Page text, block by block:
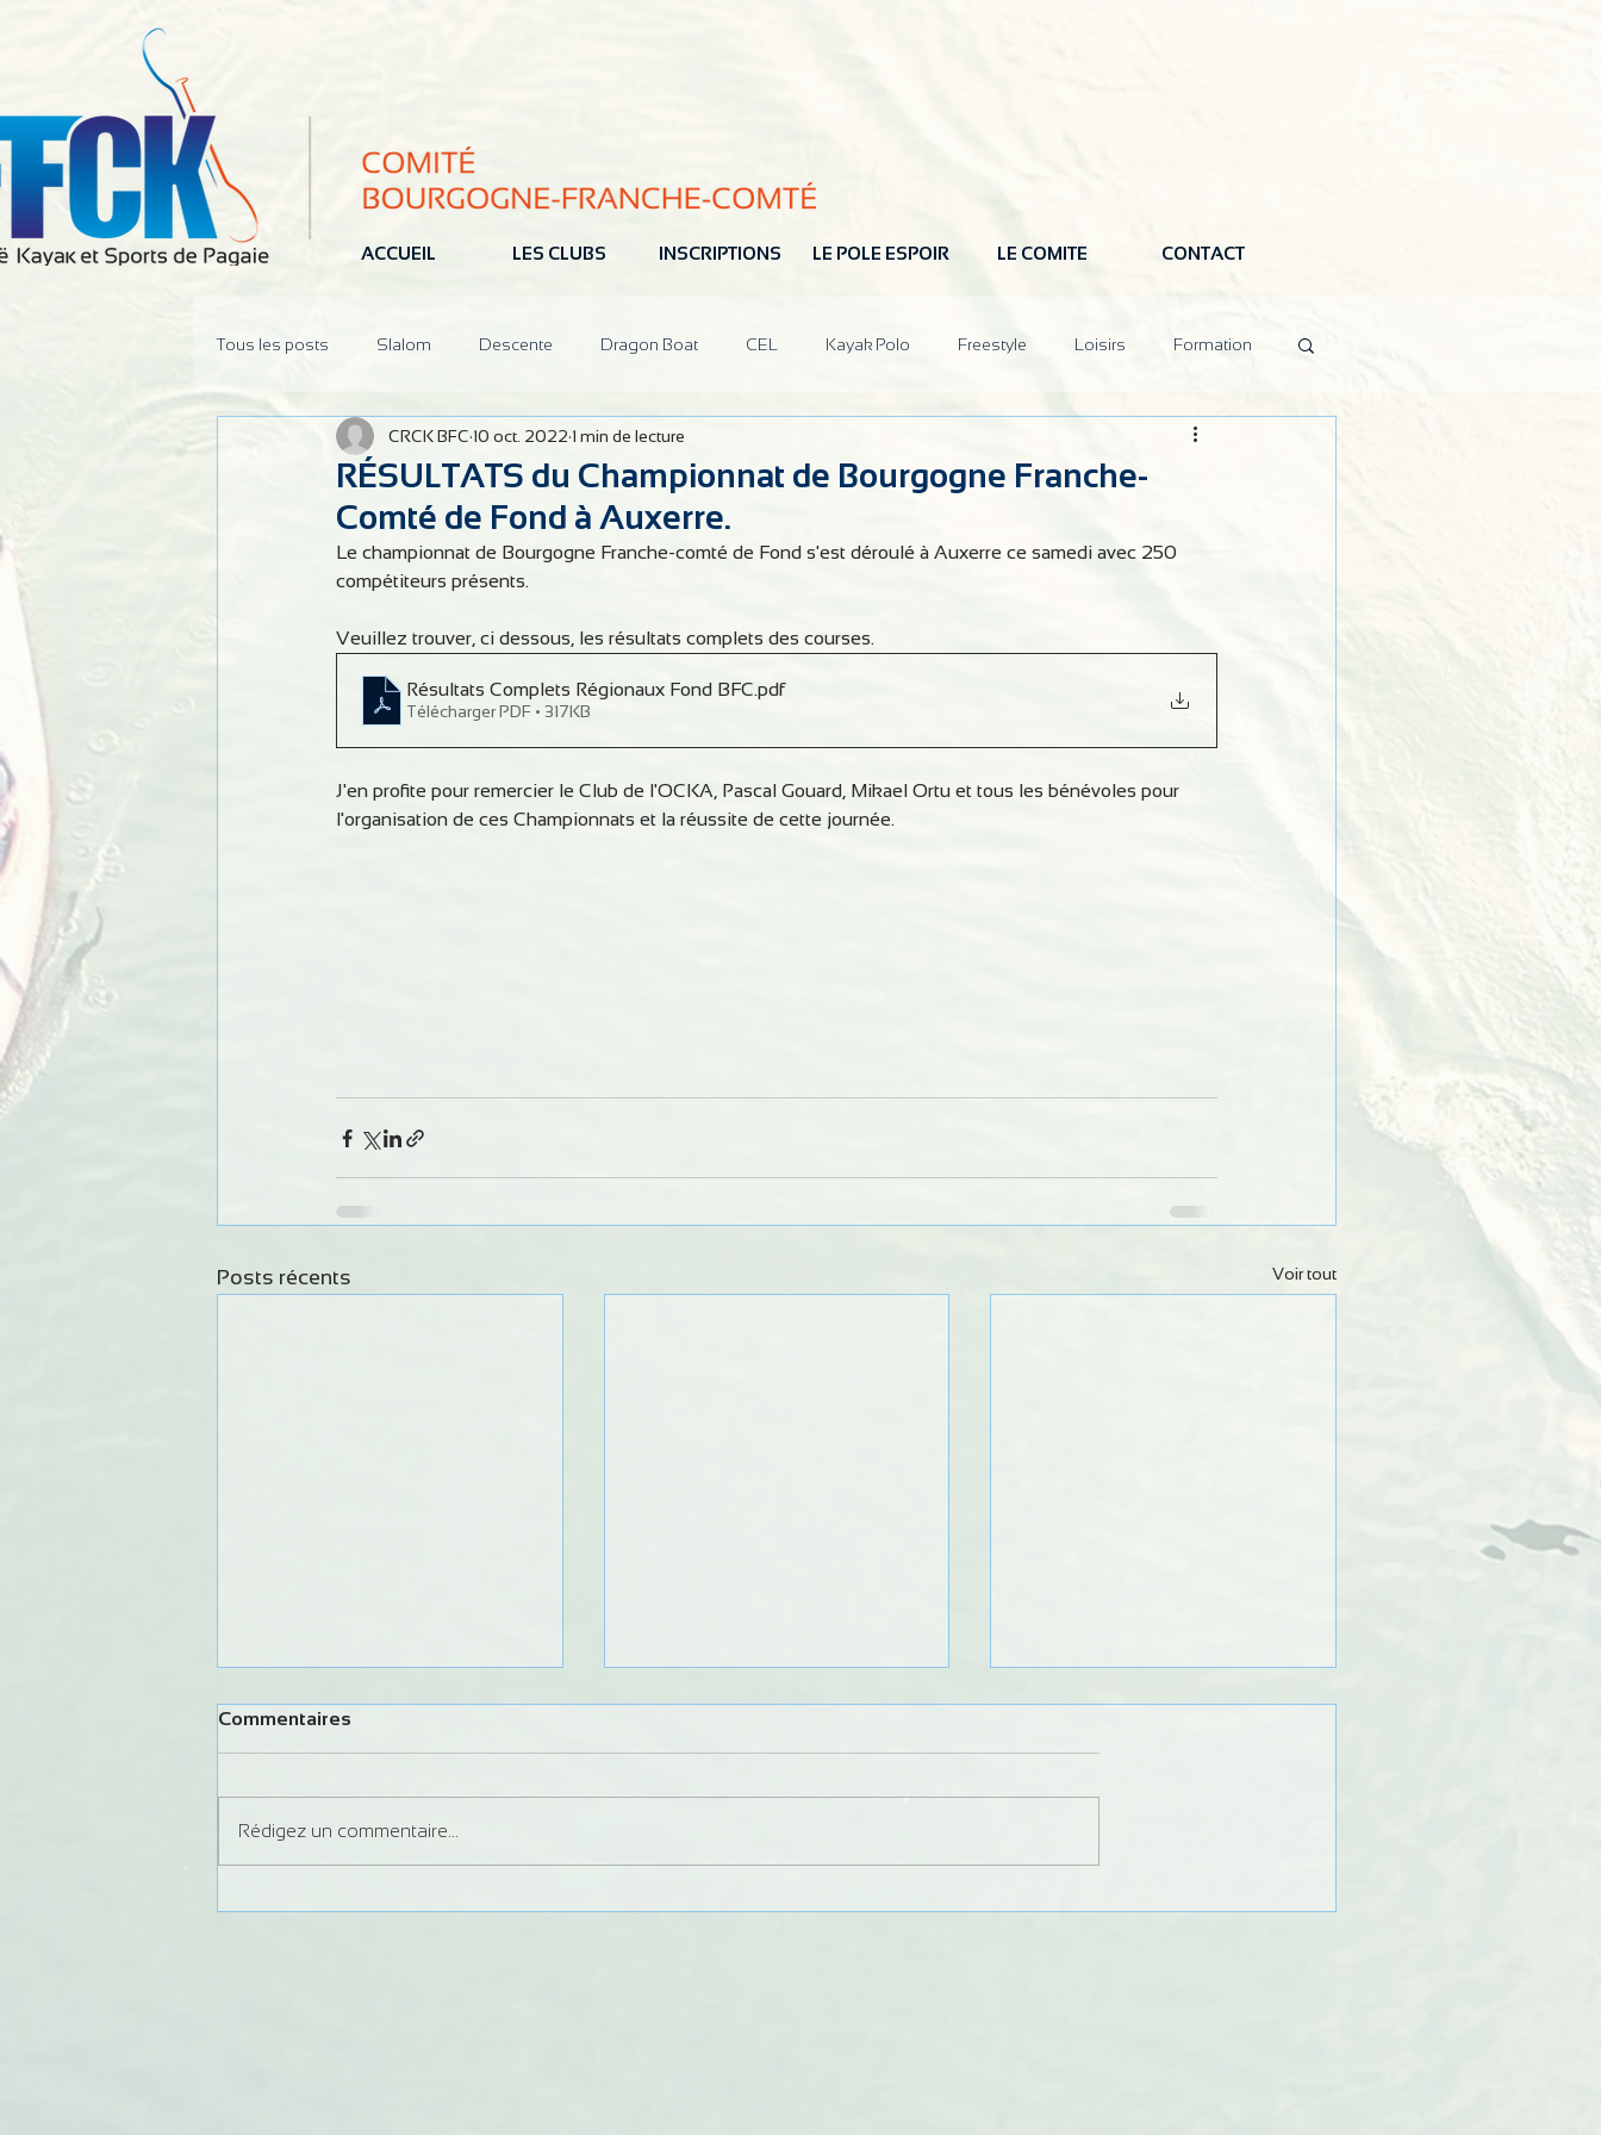
ACCUEIL LES CLUBS INSCRIPTIONS LE POLE ESPOIR LE COMITE CONTACT
Tous les posts Slalom Descente Dragon Boat CEL Kayak Polo Freestyle Loisirs Formation
Pôle Espoir Réunions CoDir
RÉSULTATS du Championnat de Bourgogne Franche-
Comté de Fond à Auxerre.
CRCK BFC 10 oct. 2022 1 min de lecture
Le championnat de Bourgogne Franche-comté de Fond s'est déroulé à Auxerre ce samedi avec 250
compétiteurs présents.
Veuillez trouver, ci dessous, les résultats complets des courses.
Résultats Complets Régionaux Fond BFC.pdf
Télécharger PDF • 317KB
J'en profite pour remercier le Club de l'OCKA, Pascal Gouard, Mikael Ortu et tous les bénévoles pour
l'organisation de ces Championnats et la réussite de cette journée.
Posts récents Voir tout
Commentaires
Rédigez un commentaire...